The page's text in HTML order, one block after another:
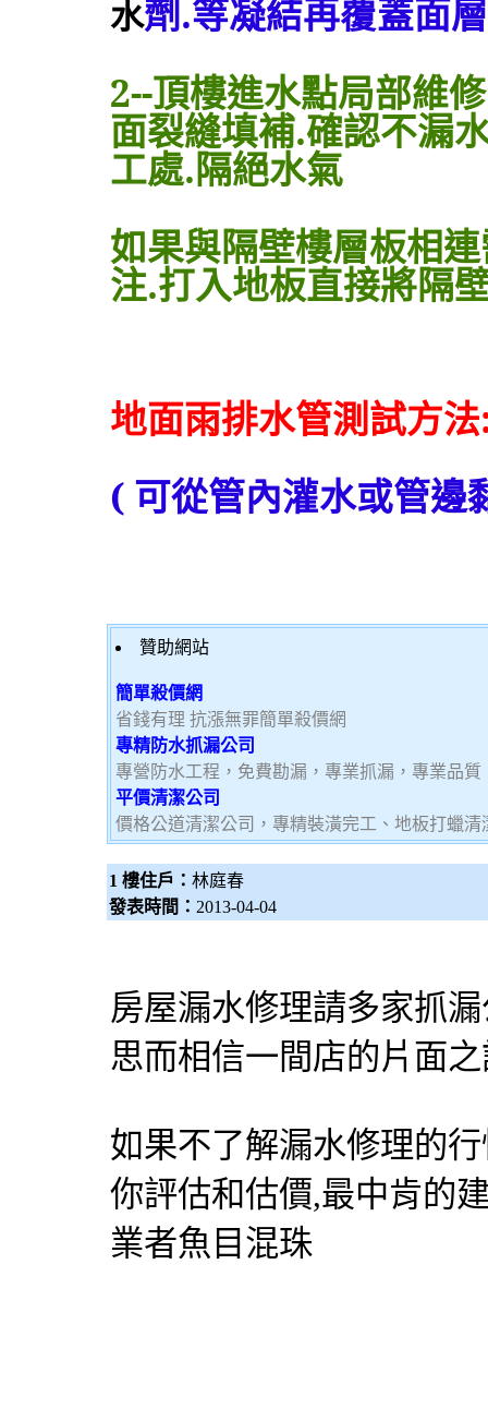
水劑.等凝結再覆蓋面
2--頂樓進水點局部維
面裂縫填補.確認不漏
工處.隔絕水氣
如果與隔壁樓層板相
注.打入地板直接將隔
地面雨排水管測試方法
( 可從管內灌水或管
贊助網站
簡單殺價網
省錢有理 抗漲無罪簡單殺價網
專精防水抓漏公司
專營防水工程，免費勘漏，專業抓漏，專業品
平價清潔公司
價格公道清潔公司，專精裝潢完工、地板打蠟
1 樓住戶： 林庭春
發表時間： 2013-04-04
房屋漏水修理請多家抓漏
思而相信一間店的片面
如果不了解漏水修理的
你評估和估價,最中肯的
業者魚目混珠